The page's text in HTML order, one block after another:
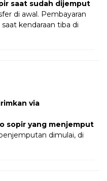
saat sudah dijemput
di awal. Pembayaran
kendaraan tiba di
via
sopir yang menjemput
dimulai, di